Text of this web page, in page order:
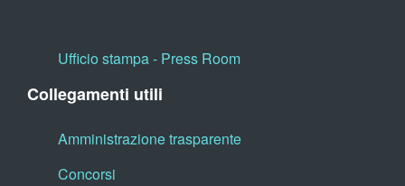
Ufficio stampa - Press Room
Collegamenti utili
Amministrazione trasparente
Concorsi